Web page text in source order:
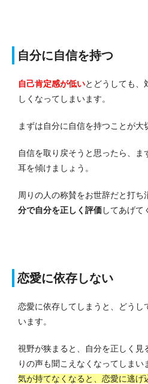
自分に自信を持つ
自己肯定感が低いとどうしても、
しくなってしまいます。
まずは自分に自信を持つことが大
自信を取り戻そうと思ったら、ま
耳を傾けましょう。
周りの人の称賛をお世辞だと打ち
分で自分を正しく評価してあげて
恋愛に依存しない
恋愛に依存してしまうと、どうし
います。
視野が狭まると、自分を正しく見
りの声も聞こえなくなってしまい
気が持てなくなると、恋愛に逃げ